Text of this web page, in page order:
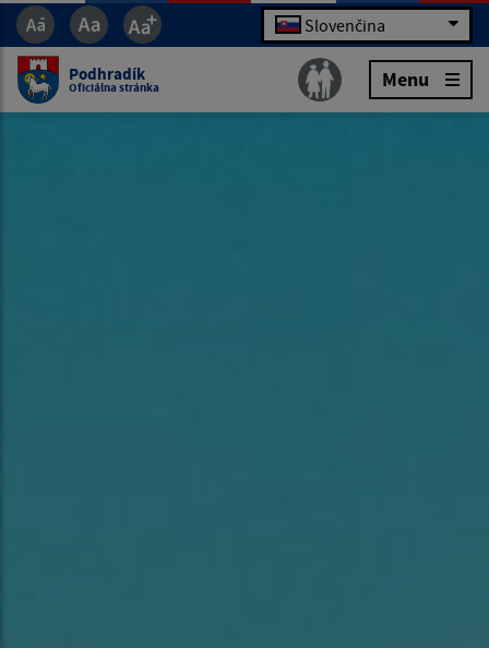
Slovenčina
Podhradík
Oficiálna stránka Menu